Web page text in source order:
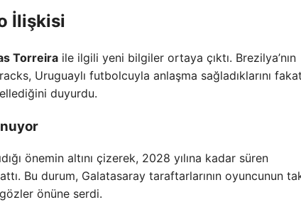
İlişkisi
Torreira ile ilgili yeni bilgiler ortaya çıktı. Brezilya’nın
Uruguaylı futbolcuyla anlaşma sağladıklarını fakat
duyurdu.
önemin altını çizerek, 2028 yılına kadar süren
Bu durum, Galatasaray taraftarlarının oyuncunun
önüne serdi.